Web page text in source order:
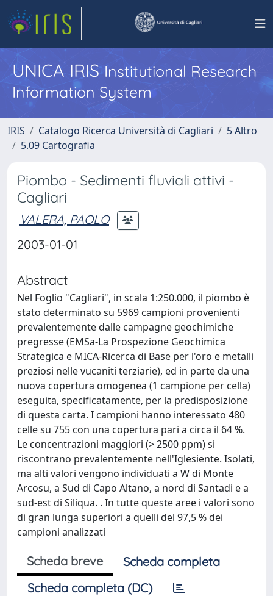
UNICA IRISInstitutional Research
Information System
IRIS Catalogo Ricerca Università di Cagliari
5 Altro
5.09 Cartografia
Piombo - Sedimenti fluviali attivi -
Cagliari
VALERA, PAOLO
2003-01-01
Abstract
Nel Foglio "Cagliari", in scala 1:250.000, il piombo è
stato determinato su 5969 campioni provenienti
prevalentemente dalle campagne geochimiche
pregresse (EMSa-La Prospezione Geochimica
Strategica e MICA-Ricerca di Base per l'oro e metalli
preziosi nelle vucaniti terziarie), ed in parte da una
nuova copertura omogenea (1 campione per cella)
eseguita, specificatamente, per la predisposizione
di questa carta. I campioni hanno interessato 480
celle su 755 con una copertura pari a circa il 64 %.
Le concentrazioni maggiori (> 2500 ppm) si
riscontrano prevalentemente nell'Iglesiente. Isolati,
ma alti valori vengono individuati a W di Monte
Arcosu, a Sud di Capo Altano, a nord di Santadi e a
sud-est di Siliqua. . In tutte queste aree i valori sono
di gran lunga superiori a quelli del 97,5 % dei
campioni analizzati
Scheda breve
Scheda completa
Scheda completa (DC)